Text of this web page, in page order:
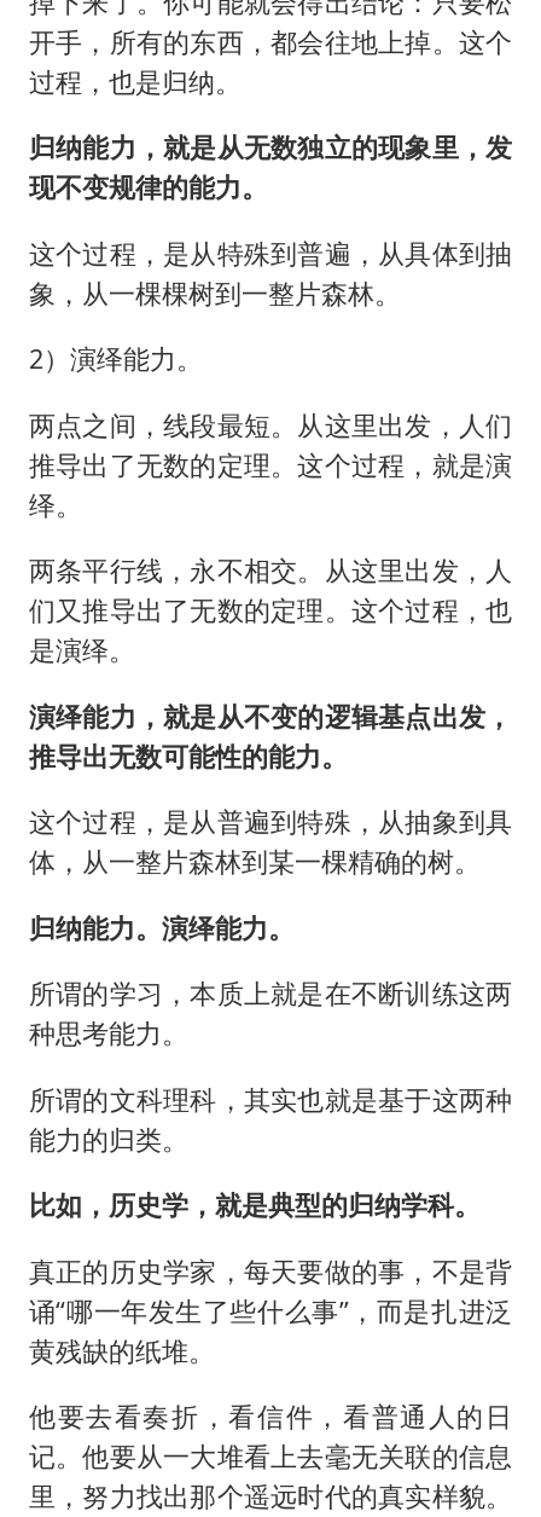
开手，所有的东西，都会往地上掉。这个
过程，也是归纳。
归纳能力，就是从无数独立的现象里，发
现不变规律的能力。
这个过程，是从特殊到普遍，从具体到抽
象，从一棵棵树到一整片森林。
2）演绎能力。
两点之间，线段最短。从这里出发，人们
推导出了无数的定理。这个过程，就是演
绎。
两条平行线，永不相交。从这里出发，人
们又推导出了无数的定理。这个过程，也
是演绎。
演绎能力，就是从不变的逻辑基点出发，
推导出无数可能性的能力。
这个过程，是从普遍到特殊，从抽象到具
体，从一整片森林到某一棵精确的树。
归纳能力。演绎能力。
所谓的学习，本质上就是在不断训练这两
种思考能力。
所谓的文科理科，其实也就是基于这两种
能力的归类。
比如，历史学，就是典型的归纳学科。
真正的历史学家，每天要做的事，不是背
诵“哪一年发生了些什么事”，而是扎进泛
黄残缺的纸堆。
他要去看奏折，看信件，看普通人的日
记。他要从一大堆看上去毫无关联的信息
里，努力找出那个遥远时代的真实样貌。